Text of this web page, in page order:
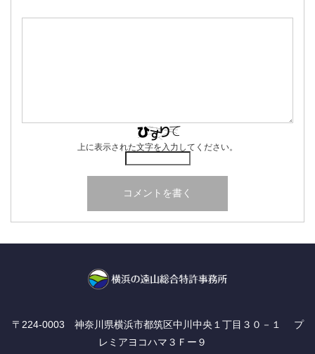
上に表示された文字を入力してください。
〒224-0003 神奈川県横浜市都筑区中川中央１丁目３０－１ プ
レミアヨコハマ３Ｆー９